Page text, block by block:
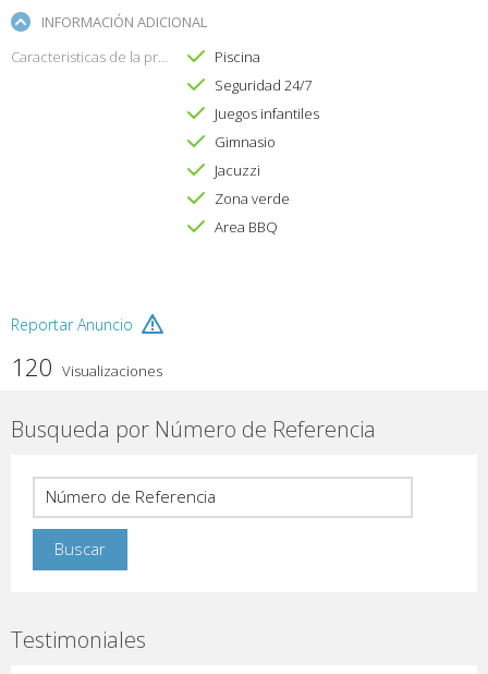
INFORMACIÓN ADICIONAL
Caracteristicas de la propiedad
Piscina
Seguridad 24/7
Juegos infantiles
Gimnasio
Jacuzzi
Zona verde
Area BBQ
Reportar Anuncio
120 Visualizaciones
Busqueda por Número de Referencia
Testimoniales